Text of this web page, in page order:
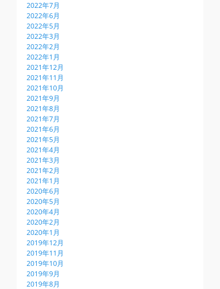
2022年7月
2022年6月
2022年5月
2022年3月
2022年2月
2022年1月
2021年12月
2021年11月
2021年10月
2021年9月
2021年8月
2021年7月
2021年6月
2021年5月
2021年4月
2021年3月
2021年2月
2021年1月
2020年6月
2020年5月
2020年4月
2020年2月
2020年1月
2019年12月
2019年11月
2019年10月
2019年9月
2019年8月